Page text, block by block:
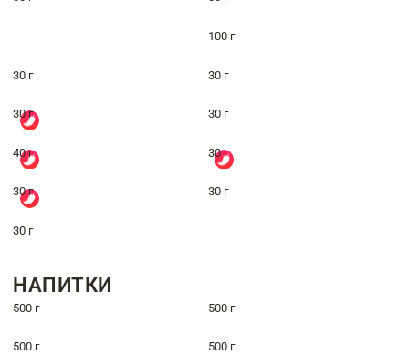
100 г
30 г 30 г
30 г 30 г
40 г 30 г
30 г 30 г
30 г
НАПИТКИ
500 г 500 г
500 г 500 г